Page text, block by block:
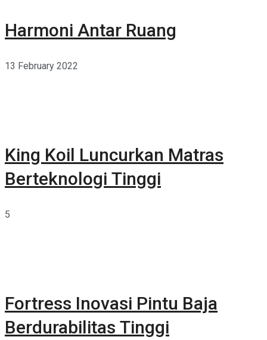
Harmoni Antar Ruang
13 February 2022
King Koil Luncurkan Matras
Berteknologi Tinggi
5
Fortress Inovasi Pintu Baja
Berdurabilitas Tinggi